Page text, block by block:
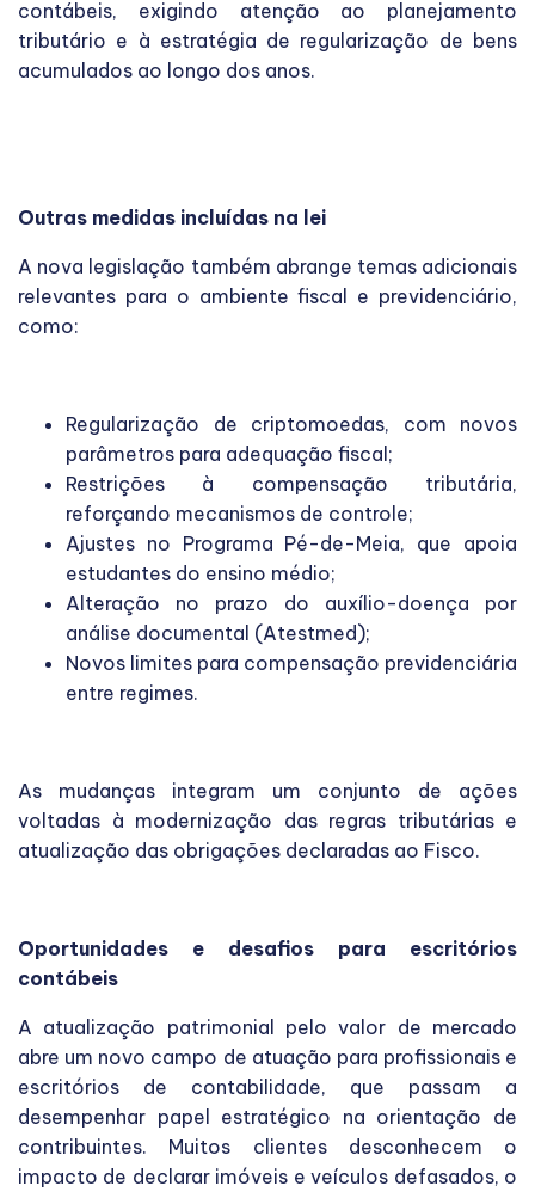
contábeis, exigindo atenção ao planejamento
tributário e à estratégia de regularização de bens
acumulados ao longo dos anos.
Outras medidas incluídas na lei
A nova legislação também abrange temas adicionais
relevantes para o ambiente fiscal e previdenciário,
como:
Regularização de criptomoedas, com novos
parâmetros para adequação fiscal;
Restrições à compensação tributária,
reforçando mecanismos de controle;
Ajustes no Programa Pé-de-Meia, que apoia
estudantes do ensino médio;
Alteração no prazo do auxílio-doença por
análise documental (Atestmed);
Novos limites para compensação previdenciária
entre regimes.
As mudanças integram um conjunto de ações
voltadas à modernização das regras tributárias e
atualização das obrigações declaradas ao Fisco.
Oportunidades e desafios para escritórios
contábeis
A atualização patrimonial pelo valor de mercado
abre um novo campo de atuação para profissionais e
escritórios de contabilidade, que passam a
desempenhar papel estratégico na orientação de
contribuintes. Muitos clientes desconhecem o
impacto de declarar imóveis e veículos defasados, o